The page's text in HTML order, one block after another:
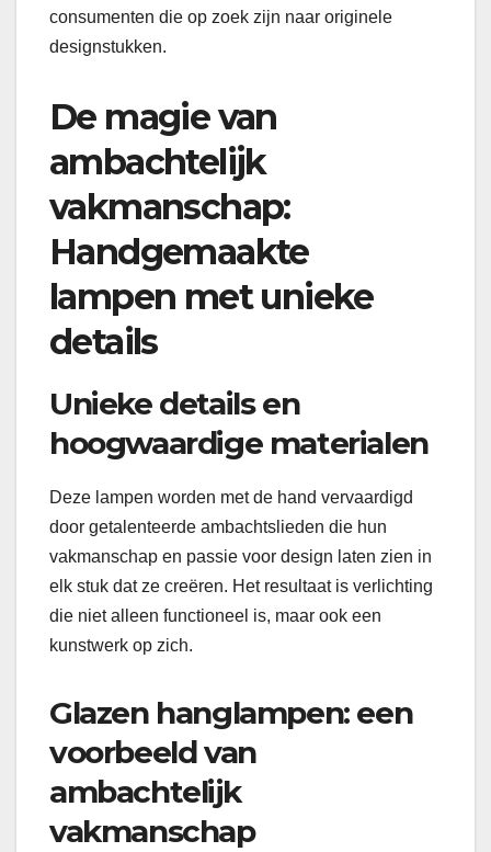
consumenten die op zoek zijn naar originele
designstukken.
De magie van
ambachtelijk
vakmanschap:
Handgemaakte
lampen met unieke
details
Unieke details en
hoogwaardige materialen
Deze lampen worden met de hand vervaardigd
door getalenteerde ambachtslieden die hun
vakmanschap en passie voor design laten zien in
elk stuk dat ze creëren. Het resultaat is verlichting
die niet alleen functioneel is, maar ook een
kunstwerk op zich.
Glazen hanglampen: een
voorbeeld van
ambachtelijk
vakmanschap